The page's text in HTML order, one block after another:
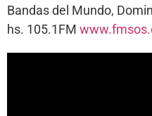
Bandas del Mundo,
hs. 105.1FM